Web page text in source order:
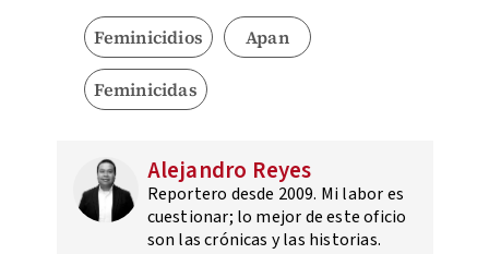
Feminicidios Apan
Feminicidas
Alejandro Reyes
Reportero desde 2009. Mi labor es
cuestionar; lo mejor de este oficio
son las crónicas y las historias.